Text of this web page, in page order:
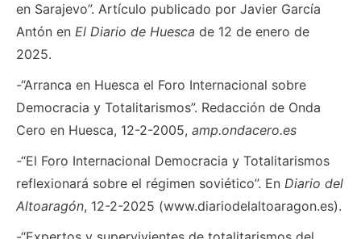
en Sarajevo”. Artículo publicado por Javier García
Antón en El Diario de Huesca de 12 de enero de
2025.
-“Arranca en Huesca el Foro Internacional sobre
Democracia y Totalitarismos”. Redacción de Onda
Cero en Huesca, 12-2-2005, amp.ondacero.es
-“El Foro Internacional Democracia y Totalitarismos
reflexionará sobre el régimen soviético”. En Diario del
Altoaragón, 12-2-2025 (www.diariodelaltoaragon.es).